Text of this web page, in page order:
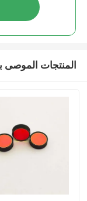
المنتجات الموصى